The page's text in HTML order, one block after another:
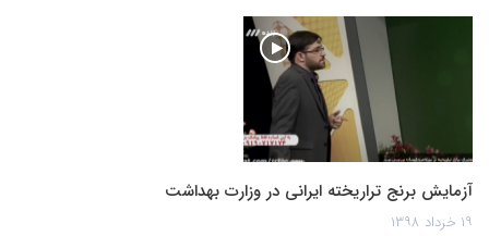
آزمایش برنج تراریخته ایرانی در وزارت بهداشت
۱۹ خرداد ۱۳۹۸